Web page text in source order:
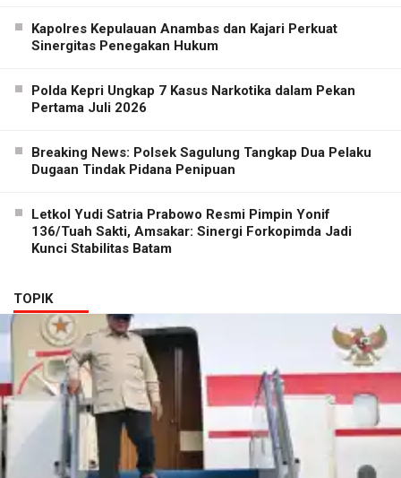
Kapolres Kepulauan Anambas dan Kajari Perkuat
Sinergitas Penegakan Hukum
Polda Kepri Ungkap 7 Kasus Narkotika dalam Pekan
Pertama Juli 2026
Breaking News: Polsek Sagulung Tangkap Dua Pelaku
Dugaan Tindak Pidana Penipuan
Letkol Yudi Satria Prabowo Resmi Pimpin Yonif
136/Tuah Sakti, Amsakar: Sinergi Forkopimda Jadi
Kunci Stabilitas Batam
TOPIK